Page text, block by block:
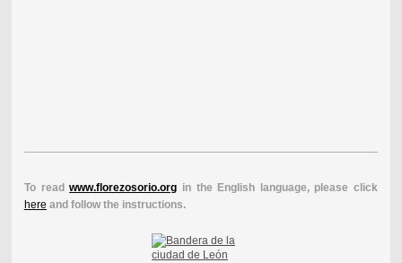
To readwww.florezosorio.org in the English language, please click
here and follow the instructions.